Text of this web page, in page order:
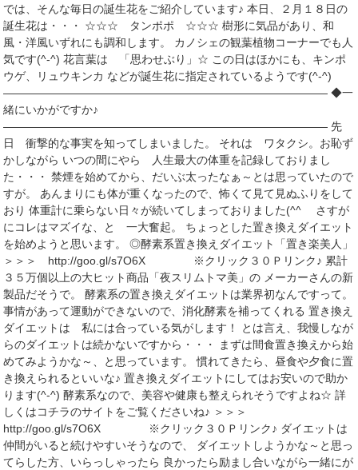
では、そんな毎日の誕生花をご紹介しています♪ 本日、２月１８日の
誕生花は・・・ ☆☆☆ タンポポ ☆☆☆ 樹形に気品があり、和
風・洋風いずれにも調和します。 カノシェの観葉植物コーナーでも人
気です(^-^) 花言葉は 「思わせぶり」☆ この日はほかにも、キンポ
ウゲ、リュウキンカ などが誕生花に指定されているようです(^-^)
――――――――――――――――――――――――――――― ◆一
緒にいかがですか♪
――――――――――――――――――――――――――――― 先
日 衝撃的な事実を知ってしまいました。 それは ワタクシ。お恥ず
かしながら いつの間にやら 人生最大の体重を記録しておりまし
た・・・ 禁煙を始めてから、だいぶ太ったなぁ～とは思っていたので
すが。 あんまりにも体が重くなったので、怖くて見て見ぬふりをして
おり 体重計に乗らない日々が続いてしまっておりました(^^ゞ さすが
にコレはマズイな、と 一大奮起。 ちょっとした置き換えダイエット
を始めようと思います。 ◎酵素系置き換えダイエット「置き楽美人」
＞＞＞ http://goo.gl/s7O6X ※クリック３０Ｐリンク♪ 累計
３５万個以上の大ヒット商品「夜スリムトマ美」の メーカーさんの新
製品だそうで。 酵素系の置き換えダイエットは業界初なんですって。
事情があって運動ができないので、消化酵素を補ってくれる 置き換え
ダイエットは 私には合っている気がします！ とは言え、我慢しなが
らのダイエットは続かないですから・・・ まずは間食置き換えから始
めてみようかな～、と思っています。 慣れてきたら、昼食や夕食に置
き換えられるといいな♪ 置き換えダイエットにしてはお安いので助か
ります(^-^) 酵素系なので、美容や健康も整えられそうですよね☆ 詳
しくはコチラのサイトをご覧くださいね♪ ＞＞＞
http://goo.gl/s7O6X ※クリック３０Ｐリンク♪ ダイエットは
仲間がいると続けやすいそうなので、 ダイエットしようかな～と思っ
てらした方、いらっしゃったら 良かったら励まし合いながら一緒にが